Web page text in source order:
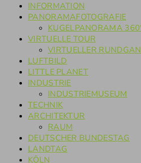
INFORMATION
PANORAMAFOTOGRAFIE
KUGELPANORAMA
VIRTUELLE TOUR
VIRTUELLER
LUFTBILD
LITTLE PLANET
INDUSTRIE
INDUSTRIEMUSEUM
TECHNIK
ARCHITEKTUR
RAUM
DEUTSCHER BUNDESTAG
LANDTAG
KÖLN